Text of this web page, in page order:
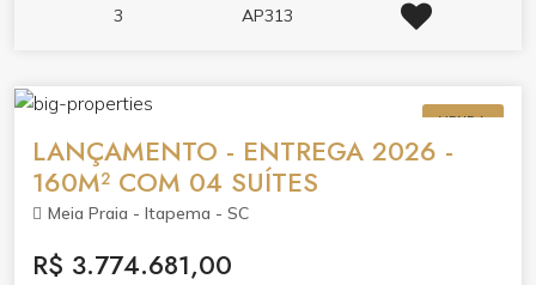
conforto. Acabamento de qualidade valoriza cada
espaço gourmet, brinquedoteca, playground e hall de
individuais de água, luz e gás garantem praticidade.
3
AP313
VENDA
LANÇAMENTO - ENTREGA 2026 -
160M² COM 04 SUÍTES
Meia Praia - Itapema - SC
R$ 3.774.681,00